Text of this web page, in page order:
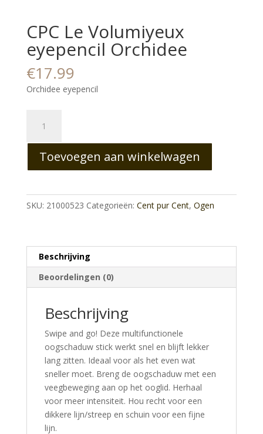
CPC Le Volumiyeux
eyepencil Orchidee
€17.99
Orchidee eyepencil
Volumiyeux
eyepencil
Orchidee
Toevoegen aan winkelwagen
SKU: 21000523 Categorieën: Cent pur Cent, Ogen
Beschrijving
Beoordelingen (0)
Beschrijving
Swipe and go! Deze multifunctionele
oogschaduw stick werkt snel en blijft lekker
lang zitten. Ideaal voor als het even wat
sneller moet. Breng de oogschaduw met een
veegbeweging aan op het ooglid. Herhaal
voor meer intensiteit. Hou recht voor een
dikkere lijn/streep en schuin voor een fijne
lijn.